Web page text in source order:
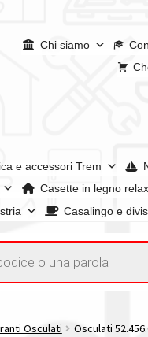
Chi siamo
e accessori Trem
Casette in legno
Casalingo e
generaliConfronta
dei prodottiWishlist
Osculati Osculati